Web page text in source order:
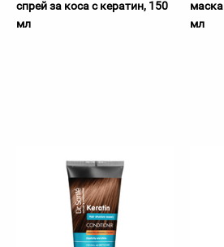
спрей за коса с кератин, 150
мл
маска
мл